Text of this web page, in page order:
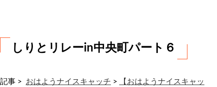
しりとリレーin中央町パート６
記事 > おはようナイスキャッチ >
【おはようナイスキャッ